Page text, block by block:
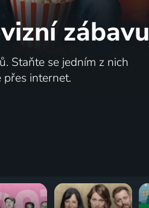
zábavu
Staňte se jedním z nich
internet.